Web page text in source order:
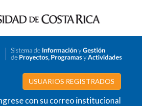
USUARIOS REGISTRADOS
con su correo institucional